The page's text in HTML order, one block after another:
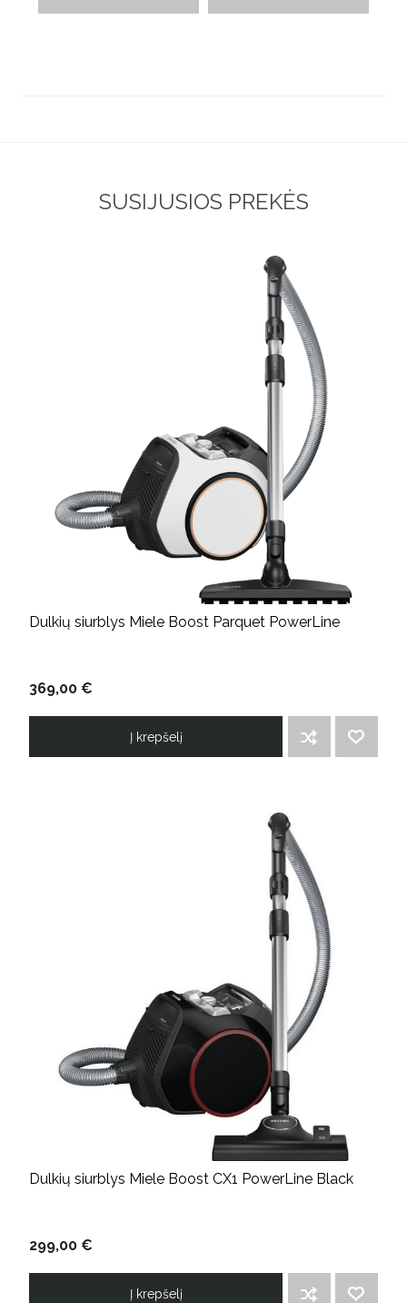
SUSIJUSIOS PREKĖS
Dulkių siurblys Miele Boost Parquet PowerLine
369,00 €
Į krepšelį
Dulkių siurblys Miele Boost CX1 PowerLine Black
299,00 €
Į krepšelį